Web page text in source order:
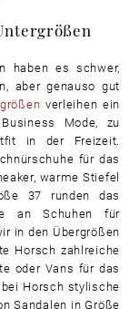
haben es schwer,
aber genauso gut
verleihen ein
Mode, zu
in der Freizeit.
für das
warme Stiefel
37 runden das
an Schuhen für
in den Übergrößen
Horsch zahlreiche
oder Vans für das
Horsch stylische
Sandalen in Größe